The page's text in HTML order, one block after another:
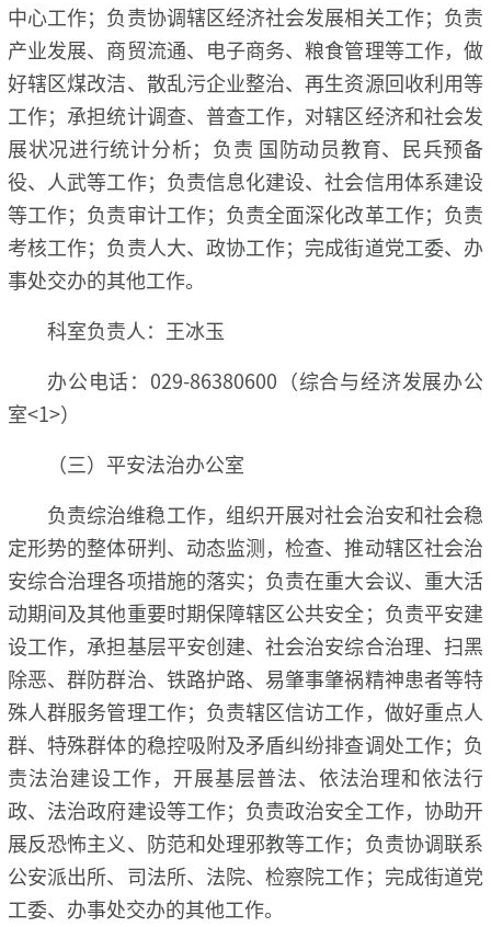
中心工作；负责协调辖区经济社会发展相关工作；负责
产业发展、商贸流通、电子商务、粮食管理等工作，做
好辖区煤改洁、散乱污企业整治、再生资源回收利用等
工作；承担统计调查、普查工作，对辖区经济和社会发
展状况进行统计分析；负责 国防动员教育、民兵预备
役、人武等工作；负责信息化建设、社会信用体系建设
等工作；负责审计工作；负责全面深化改革工作；负责
考核工作；负责人大、政协工作；完成街道党工委、办
事处交办的其他工作。
科室负责人：王冰玉
办公电话：029-86380600（综合与经济发展办公
室<1>）
（三）平安法治办公室
负责综治维稳工作，组织开展对社会治安和社会稳
定形势的整体研判、动态监测，检查、推动辖区社会治
安综合治理各项措施的落实；负责在重大会议、重大活
动期间及其他重要时期保障辖区公共安全；负责平安建
设工作，承担基层平安创建、社会治安综合治理、扫黑
除恶、群防群治、铁路护路、易肇事肇祸精神患者等特
殊人群服务管理工作；负责辖区信访工作，做好重点人
群、特殊群体的稳控吸附及矛盾纠纷排查调处工作；负
责法治建设工作，开展基层普法、依法治理和依法行
政、法治政府建设等工作；负责政治安全工作，协助开
展反恐怖主义、防范和处理邪教等工作；负责协调联系
公安派出所、司法所、法院、检察院工作；完成街道党
工委、办事处交办的其他工作。